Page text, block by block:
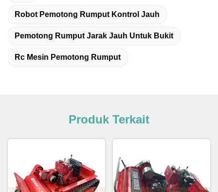
Robot Pemotong Rumput Kontrol Jauh
Pemotong Rumput Jarak Jauh Untuk Bukit
Rc Mesin Pemotong Rumput
Produk Terkait